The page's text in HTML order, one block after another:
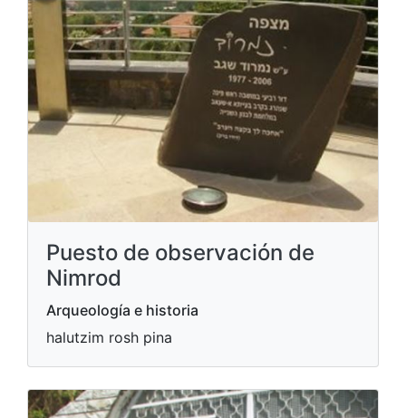
Puesto de observación de
Nimrod
Arqueología e historia
halutzim rosh pina